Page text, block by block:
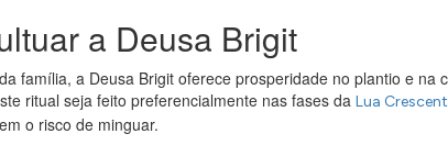
a Deusa Brigit
família, a Deusa Brigit oferece prosperidade no plantio e na
ritual seja feito preferencialmente nas fases da Lua
o risco de minguar.